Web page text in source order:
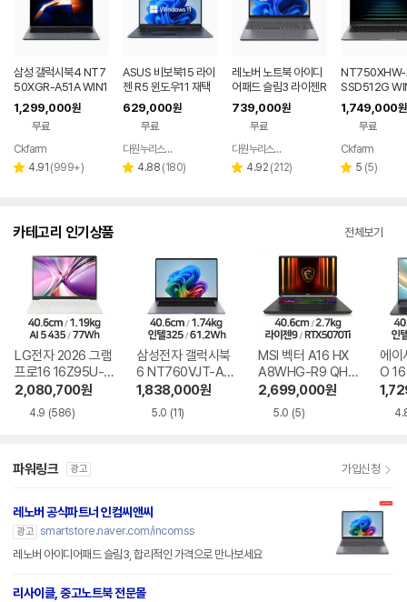
삼성 갤럭시북4 NT7
50XGR-A51A WIN1
1 FPP(버젼UP설치)
업무용 학생용 사무용
노트북 문스톤그레이
1,299,000원
무료
페이
Ckfarm
별 4.91 리
(999+)
ASUS 비보북15 라이
젠 R5 윈도우11 재택
근무 싼 노트북
629,000원
무료
페이
다원누리스토어
별 4.88 리
(180)
레노버 노트북 아이디
어패드 슬림3 라이젠R
5 8GB 256GB 윈도
우11
739,000원
무료
페이
다원누리스토어
별 4.92 리
(212)
NT750XHW-
SSD512G
P(버젼UP설치
전자 갤럭시북
1,749,000원
무료
Ckfarm
별 5 리
(5)
카테고리 인기상품 전체보기
LG전자 2026 그램
프로16 16Z95U-G
S5WK
2,080,700원
4.9 (586)
삼성전자 갤럭시북
6 NT760VJT-A51
A
1,838,000원
5.0 (11)
MSI 벡터 A16 HX
A8WHG-R9 QHD
+
2,699,000원
5.0 (5)
에이
O
1-
파워링크 광고 가입신청
레노버 공식파트너 인컴씨앤씨
광고 smartstore.naver.com/incomss
레노버 아이디어패드 슬림3, 합리적인 가격으로 만나보세요
리사이클, 중고노트북 전문몰